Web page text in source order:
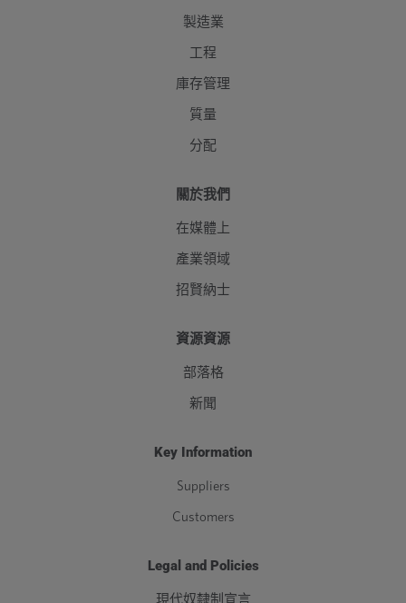
製造業
工程
庫存管理
質量
分配
關於我們
在媒體上
產業領域
招賢納士
資源資源
部落格
新聞
Key Information
Suppliers
Customers
Legal and Policies
現代奴隸制宣言